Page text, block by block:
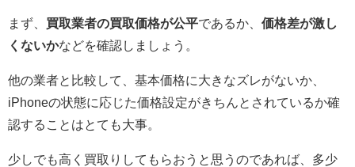
まず、 買取業者の買取価格が公平であるか、 価格差が激し
くないかなどを確認しましょう。
他の業者と比較して、基本価格に大きなズレがないか、
iPhoneの状態に応じた価格設定がきちんとされているか確
認することはとても大事。
少しでも高く買取りしてもらおうと思うのであれば、多少